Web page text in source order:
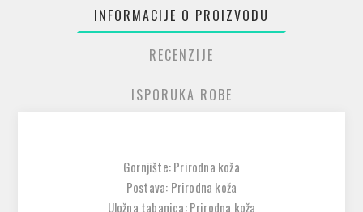
INFORMACIJE O PROIZVODU
RECENZIJE
ISPORUKA ROBE
Gornjište: Prirodna koža
Postava: Prirodna koža
Uložna tabanica: Prirodna koža